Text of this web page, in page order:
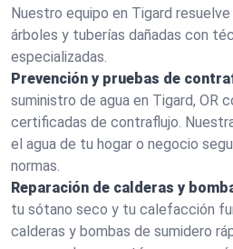
Nuestro equipo en Tigard
árboles y tuberías dañadas con
especializadas.
Prevención y pruebas de
suministro de agua en Tigard, OR
certificadas de contraflujo.
el agua de tu hogar o negocio
normas.
Reparación de calderas y
tu sótano seco y tu calefacción
calderas y bombas de sumidero